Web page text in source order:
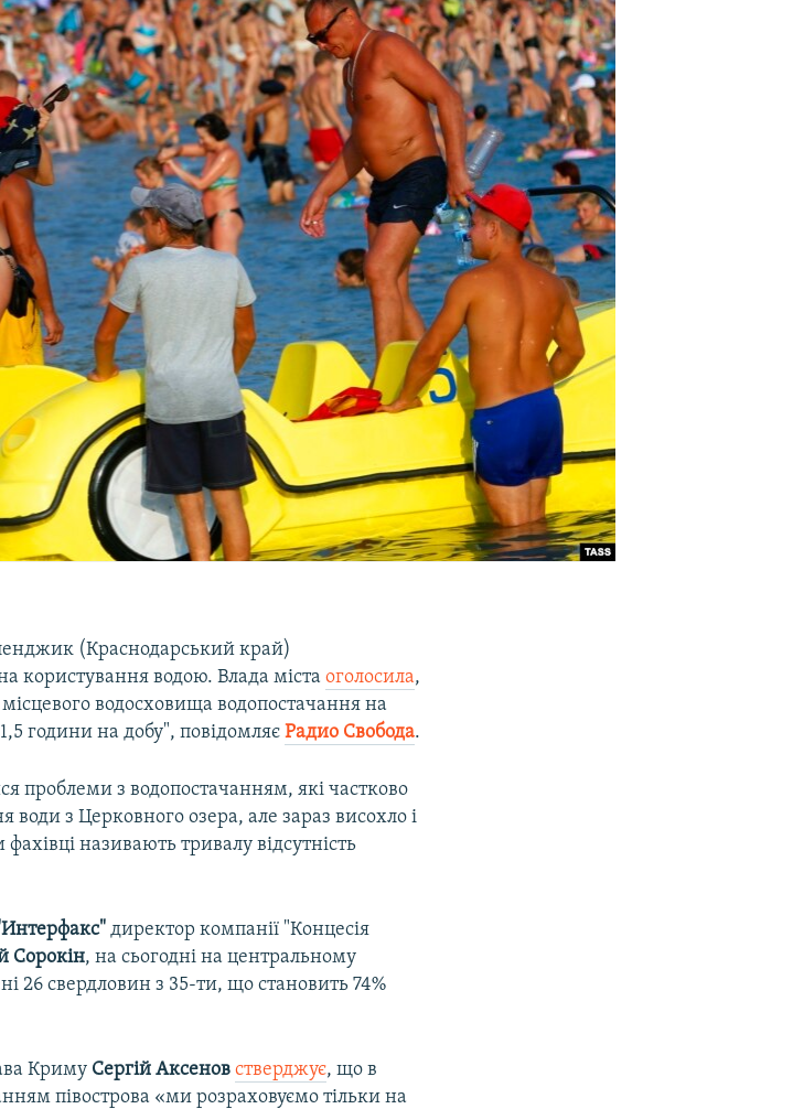
(Краснодарський край)
користування водою. Влада містаоголосила,
водосховища водопостачання на
години на добу", повідомляє​Радио Свобода.
проблеми з водопостачанням, які частково
з Церковного озера, але зараз висохло і
називають тривалу відсутність
директор компанії "Концесія
Сорокін, на сьогодні на центральному
26 свердловин з 35-ти, що становить 74%
Криму Сергій Аксенов стверджує, що в
півострова «ми розраховуємо тільки на